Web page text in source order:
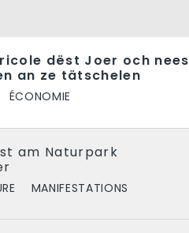
dëst Joer och nees
an ze tätschelen
ÉCONOMIE
am Naturpark
MANIFESTATIONS